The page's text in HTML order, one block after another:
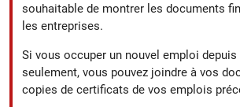
souhaitable de montrer les documents
les entreprises.
Si vous occuper un nouvel emploi
seulement, vous pouvez joindre à vos
copies de certificats de vos emplois